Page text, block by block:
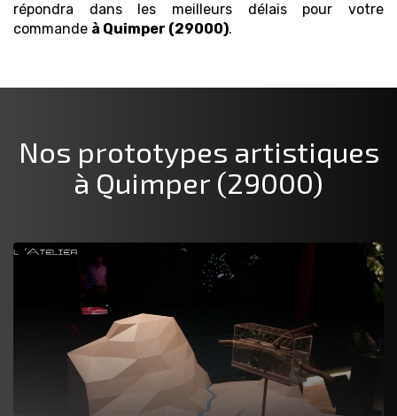
répondra dans les meilleurs délais pour votre
commande à Quimper (29000).
Nos prototypes artistiques
à Quimper (29000)